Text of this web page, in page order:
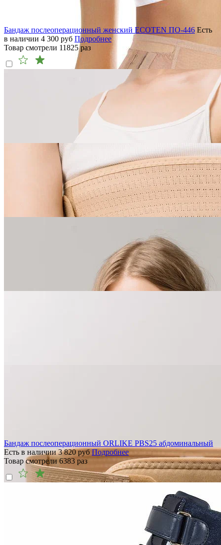
Бандаж послеоперационный женский ECOTEN ПО-446 Есть
в наличии 4 300 руб Подробнее
Товар смотрели 11825раз
Бандаж послеоперационный ORLIKE PBS25 абдоминальный
Есть в наличии 3 820руб Подробнее
Товар смотрели 6383 раз